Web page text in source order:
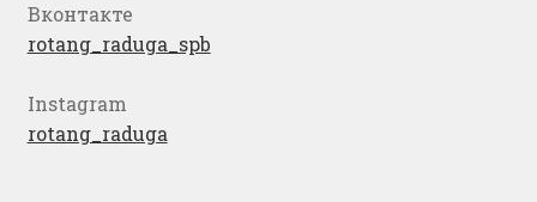
Вконтакте
rotang_raduga_spb
Instagram
rotang_raduga